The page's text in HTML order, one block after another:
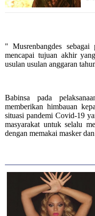
" Musrenbangdes sebagai
mencapai tujuan akhir
usulan usulan anggaran
Babinsa pada
memberikan himbauan
situasi pandemi Covid-19
masyarakat untuk selalu
dengan memakai masker